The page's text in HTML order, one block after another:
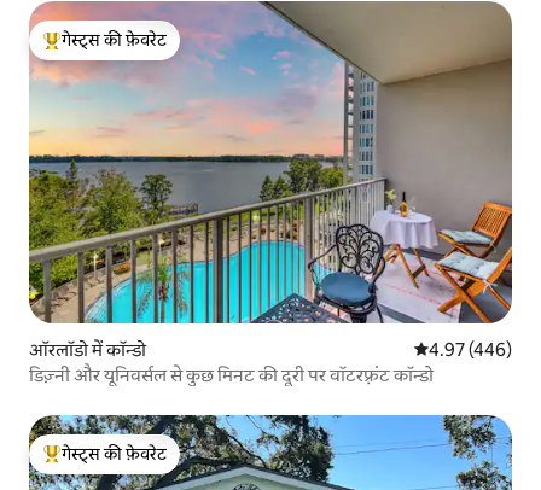
गेस्ट्स का टॉप फ़ेवरेट
गेस्ट्स की फ़ेवरेट
ऑरलॉडो में कॉन्डो औसत रेटिंग 5 में से
4.97 (446)
डिज़्नी और यूनिवर्सल से कुछ मिनट की दूरी पर वॉटरफ़्रंट कॉन्डो
गेस्ट्स का टॉप फ़ेवरेट
गेस्ट्स की फ़ेवरेट